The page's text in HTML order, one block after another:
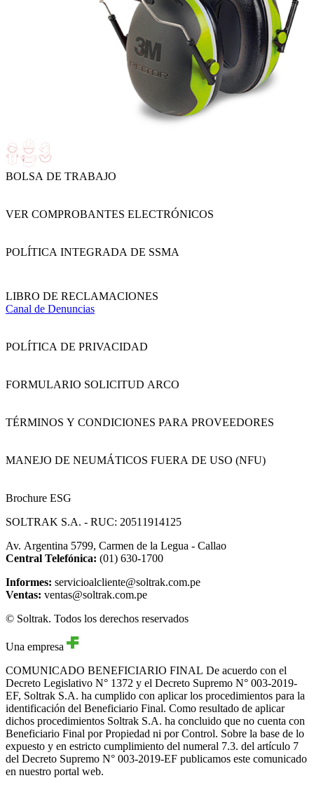
BOLSA DE TRABAJO
VER COMPROBANTES ELECTRÓNICOS
POLÍTICA INTEGRADA DE SSMA
LIBRO DE RECLAMACIONES
Canal de Denuncias
POLÍTICA DE PRIVACIDAD
FORMULARIO SOLICITUD ARCO
TÉRMINOS Y CONDICIONES PARA PROVEEDORES
MANEJO DE NEUMÁTICOS FUERA DE USO (NFU)
Brochure ESG
SOLTRAK S.A. - RUC: 20511914125
Av. Argentina 5799, Carmen de la Legua - Callao
Central Telefónica: (01) 630-1700
Informes: servicioalcliente@soltrak.com.pe
Ventas: ventas@soltrak.com.pe
© Soltrak. Todos los derechos reservados
Una empresa
COMUNICADO BENEFICIARIO FINAL
Decreto Legislativo N° 1372 y el Decreto Supremo N° 003-2019-
EF, Soltrak S.A. ha cumplido con aplicar los procedimientos para la
identificación del Beneficiario Final. Como resultado de aplicar
dichos procedimientos Soltrak S.A. ha concluido que no cuenta con
Beneficiario Final por Propiedad ni por Control. Sobre la base de lo
expuesto y en estricto cumplimiento del numeral 7.3. del artículo 7
del Decreto Supremo N° 003-2019-EF publicamos este comunicado
en nuestro portal web.